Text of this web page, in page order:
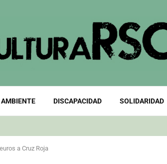
DISCAPACIDAD SOLIDARIDAD
a Cruz Roja